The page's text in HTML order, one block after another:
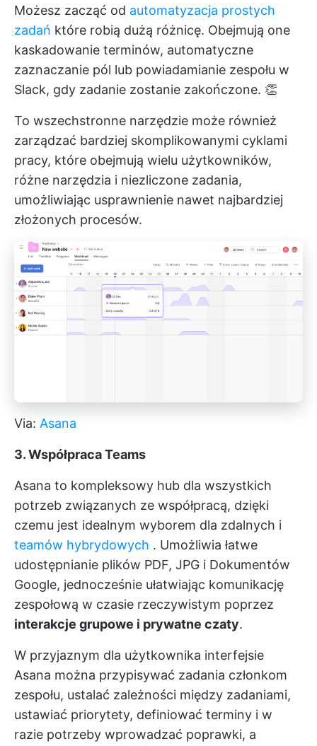
Możesz zacząć od automatyzacja prostych
zadań które robią dużą różnicę. Obejmują one
kaskadowanie terminów, automatyczne
zaznaczanie pól lub powiadamianie zespołu w
Slack, gdy zadanie zostanie zakończone. 👏
To wszechstronne narzędzie może również
zarządzać bardziej skomplikowanymi cyklami
pracy, które obejmują wielu użytkowników,
różne narzędzia i niezliczone zadania,
umożliwiając usprawnienie nawet najbardziej
złożonych procesów.
Via: Asana
3. Współpraca Teams
Asana to kompleksowy hub dla wszystkich
potrzeb związanych ze współpracą, dzięki
czemu jest idealnym wyborem dla zdalnych i
teamów hybrydowych . Umożliwia łatwe
udostępnianie plików PDF, JPG i Dokumentów
Google, jednocześnie ułatwiając komunikację
zespołową w czasie rzeczywistym poprzez
interakcje grupowe i prywatne czaty.
W przyjaznym dla użytkownika interfejsie
Asana można przypisywać zadania członkom
zespołu, ustalać zależności między zadaniami,
ustawiać priorytety, definiować terminy i w
razie potrzeby wprowadzać poprawki, a